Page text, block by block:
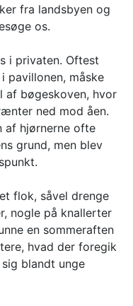
fra landsbyen og
os.
i privaten. Oftest
pavillonen, måske
af bøgeskoven, hvor
ned mod åen.
af hjørnerne ofte
grund, men blev
flok, såvel drenge
nogle på knallerter
en sommeraften
hvad der foregik
blandt unge